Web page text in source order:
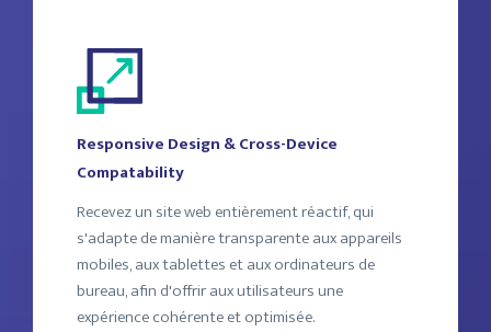
Responsive Design & Cross-Device
Compatability
Recevez un site web entièrement réactif, qui
s'adapte de manière transparente aux appareils
mobiles, aux tablettes et aux ordinateurs de
bureau, afin d'offrir aux utilisateurs une
expérience cohérente et optimisée.